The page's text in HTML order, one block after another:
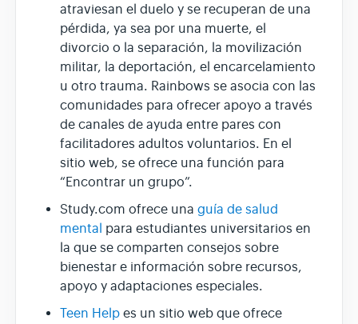
atraviesan el duelo y se recuperan de una
pérdida, ya sea por una muerte, el
divorcio o la separación, la movilización
militar, la deportación, el encarcelamiento
u otro trauma. Rainbows se asocia con las
comunidades para ofrecer apoyo a través
de canales de ayuda entre pares con
facilitadores adultos voluntarios. En el
sitio web, se ofrece una función para
“Encontrar un grupo”.
Study.com ofrece una guía de salud
mental para estudiantes universitarios en
la que se comparten consejos sobre
bienestar e información sobre recursos,
apoyo y adaptaciones especiales.
Teen Help es un sitio web que ofrece